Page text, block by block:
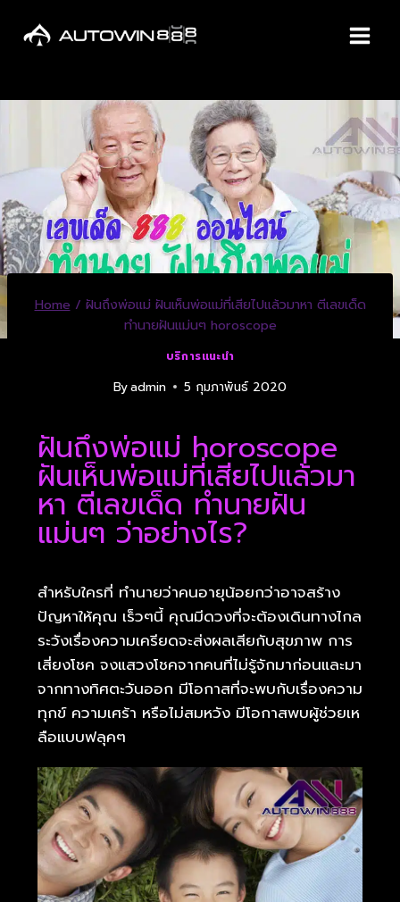
Home / ฝันถึงพ่อแม่ ฝันเห็นพ่อแม่ที่เสียไปแล้วมาหา ตีเลขเด็ด
ทำนายฝันแม่นๆ horoscope
บริการแนะนำ
Byadmin 5 กุมภาพันธ์ 2020
ฝันถึงพ่อแม่ horoscope
ฝันเห็นพ่อแม่ที่เสียไปแล้วมา
หา ตีเลขเด็ด ทำนายฝัน
แม่นๆ ว่าอย่างไร?
สำหรับใครที่ ทำนายว่าคนอายุน้อยกว่าอาจสร้าง
ปัญหาให้คุณ เร็วๆนี้ คุณมีดวงที่จะต้องเดินทางไกล
ระวังเรื่องความเครียดจะส่งผลเสียกับสุขภาพ การ
เสี่ยงโชค จงแสวงโชคจากคนที่ไม่รู้จักมาก่อนและมา
จากทางทิศตะวันออก มีโอกาสที่จะพบกับเรื่องความ
ทุกข์ ความเศร้า หรือไม่สมหวัง มีโอกาสพบผู้ช่วยเห
ลือแบบฟลุคๆ